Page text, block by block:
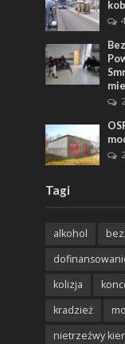
Tagi
alkohol
kolizja
kradzież
nietrzeźwy